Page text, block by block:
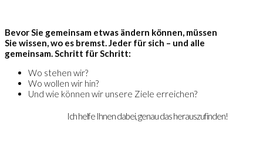
Bevor Sie gemeinsam etwas ändern können, müssen
Sie wissen, wo es bremst. Jeder für sich – und alle
gemeinsam. Schritt für Schritt:
Wo stehen wir?
Wo wollen wir hin?
Und wie können wir unsere Ziele erreichen?
Ich helfe Ihnen dabei, genau das herauszufinden!